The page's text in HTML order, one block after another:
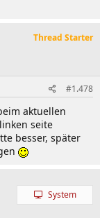
Thread Starter
#1.478
aktuellen
seite
besser, später
System